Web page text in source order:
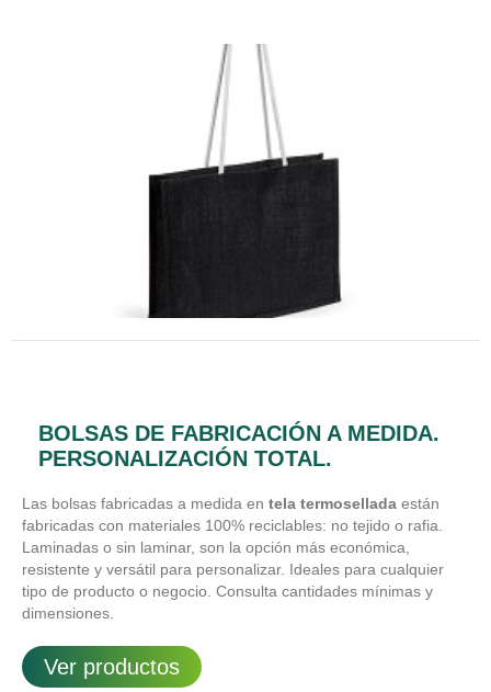
BOLSAS DE FABRICACIÓN A MEDIDA.
PERSONALIZACIÓN TOTAL.
Las bolsas fabricadas a medida en tela termosellada están
fabricadas con materiales 100% reciclables: no tejido o rafia.
Laminadas o sin laminar, son la opción más económica,
resistente y versátil para personalizar. Ideales para cualquier
tipo de producto o negocio. Consulta cantidades mínimas y
dimensiones.
Ver productos